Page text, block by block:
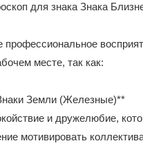
для знака Знака
профессиональное
месте, так как:
Земли (Железные)**
и дружелюбие,
мотивировать